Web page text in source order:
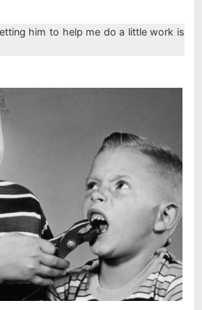
him to help me do a little work is